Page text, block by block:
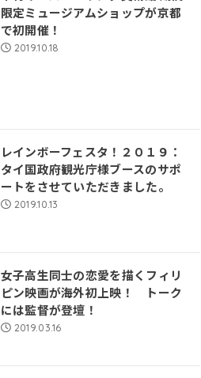
限定ミュージアムショップが京都
で初開催！
2019.10.18
レインボーフェスタ！２０１９：
タイ国政府観光庁様ブースのサポ
ートをさせていただきました。
2019.10.13
女子高生同士の恋愛を描くフィリ
ピン映画が海外初上映！ トーク
には監督が登壇！
2019.03.16